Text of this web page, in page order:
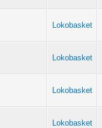
Lokobasket
Lokobasket
Lokobasket
Lokobasket